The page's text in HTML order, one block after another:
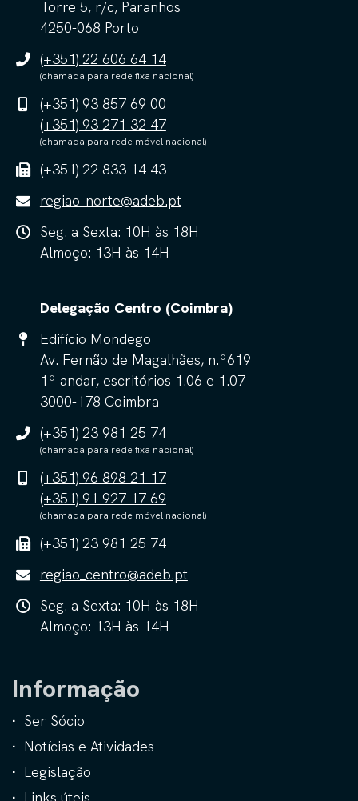
Torre 5, r/c, Paranhos
4250-068 Porto
(+351) 22 606 64 14
(chamada para rede fixa nacional)
(+351) 93 857 69 00
(+351) 93 271 32 47
(chamada para rede móvel nacional)
(+351) 22 833 14 43
regiao_norte@adeb.pt
Seg. a Sexta: 10H às 18H
Almoço: 13H às 14H
Delegação Centro (Coimbra)
Edifício Mondego
Av. Fernão de Magalhães, n.º619
1º andar, escritórios 1.06 e 1.07
3000-178 Coimbra
(+351) 23 981 25 74
(chamada para rede fixa nacional)
(+351) 96 898 21 17
(+351) 91 927 17 69
(chamada para rede móvel nacional)
(+351) 23 981 25 74
regiao_centro@adeb.pt
Seg. a Sexta: 10H às 18H
Almoço: 13H às 14H
Informação
Ser Sócio
Notícias e Atividades
Legislação
Links úteis